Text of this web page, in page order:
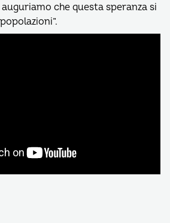
che questa speranza si